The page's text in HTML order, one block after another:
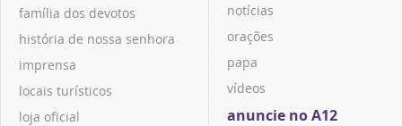
família dos devotos
história de nossa senhora
imprensa
locais turísticos
loja oficial
notícias
orações
papa
vídeos
anuncie no A12